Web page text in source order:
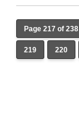
Page 217 of 238
219 220